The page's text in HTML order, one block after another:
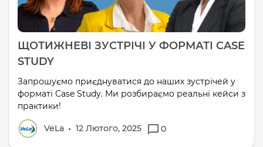
ЩОТИЖНЕВІ ЗУСТРІЧІ У ФОРМАТІ CASE
STUDY
Запрошуємо приєднуватися до наших зустрічей у
форматі Case Study. Ми розбираємо реальні кейси з
практики!
VeLa 12 Лютого, 2025 0